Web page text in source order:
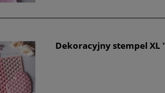
Dekoracyjny stempel XL